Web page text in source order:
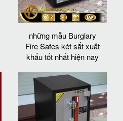
những mẫu Burglary
Fire Safes két sắt xuất
khẩu tốt nhất hiện nay